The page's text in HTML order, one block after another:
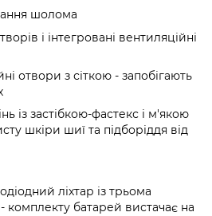
шолома
і інтегровані вентиляційні
отвори з сіткою - запобігають
із застібкою-фастекс і м'якою
шкіри шиї та підборіддя від
ліхтар із трьома
батарей вистачає на